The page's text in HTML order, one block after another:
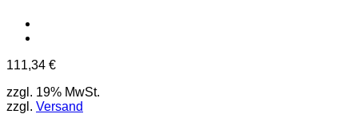
111,34 €
zzgl. 19% MwSt.
zzgl. Versand